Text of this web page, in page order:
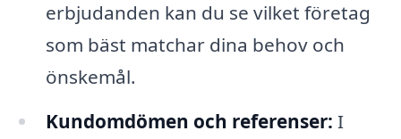
erbjudanden kan du se vilket företag
som bäst matchar dina behov och
önskemål.
Kundomdömen och referenser: I